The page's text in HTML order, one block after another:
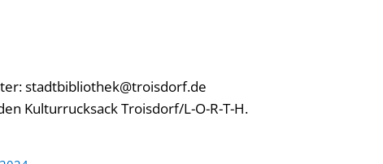
stadtbibliothek@troisdorf.de
Kulturrucksack Troisdorf/L-O-R-T-H.